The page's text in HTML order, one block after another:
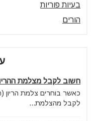
בעיות פוריות
הורים
חשוב לקבל מצלמת
כאשר בוחרים צלמת הריון
לקבל מהצלמת...